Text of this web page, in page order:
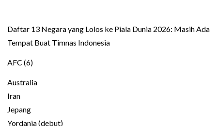
Daftar 13 Negara yang Lolos ke Piala Dunia 2026: Masih Ada
Tempat Buat Timnas Indonesia
AFC (6)
Australia
Iran
Jepang
Yordania (debut)